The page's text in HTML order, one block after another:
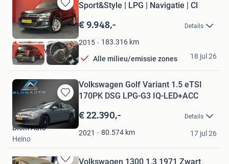
Bewaren
in
Mijn
Favorieten
Sport&Style | LPG | Navigatie | Cl
€ 9.948,- Details
2015 183.316 km
Alle milieu/emissie zones
van Leeuwen Auto's
Emmen
18 jul 26
Bewaren
in
Mijn
Favorieten
Volkswagen Golf Variant 1.5 eTSI
170PK DSG LPG-G3 IQ-LED+ACC
€ 22.390,- Details
2021 80.574 km
Blom Auto
Heino
17 jul 26
Volkswagen 1300 1.3 1971 Zwart